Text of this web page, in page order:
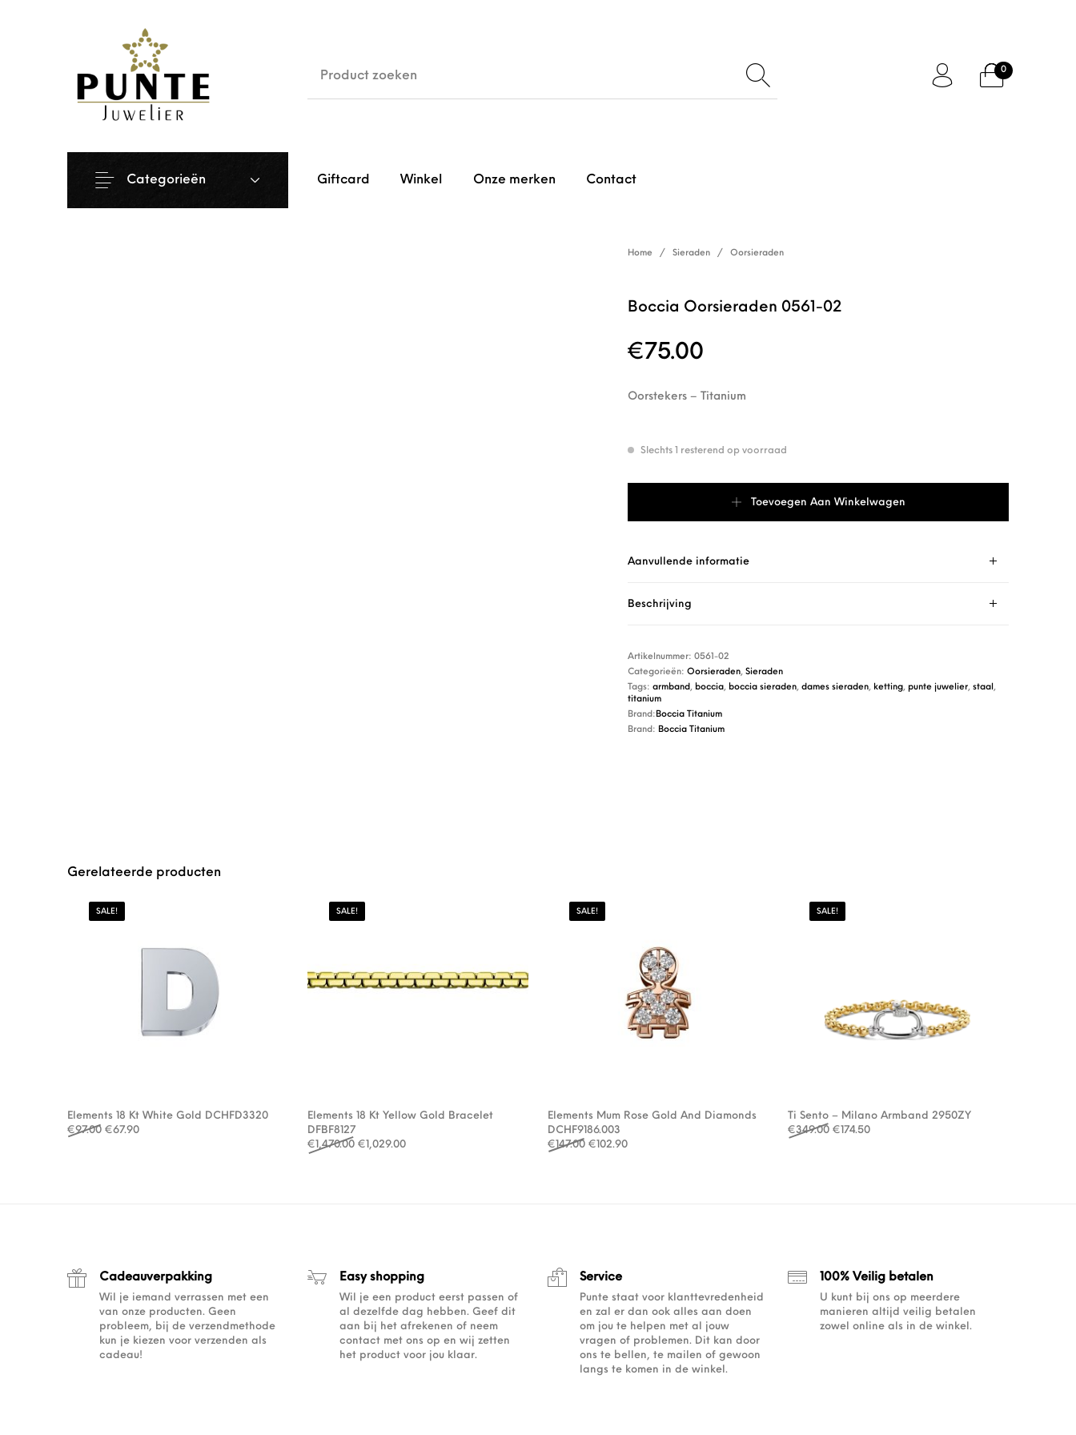
0
Giftcard Winkel Onze merken Contact
Categorieën
Home / Sieraden / Oorsieraden
Boccia Oorsieraden 0561-02
€75.00
Oorstekers – Titanium
Slechts 1 resterend op voorraad
Toevoegen Aan Winkelwagen
Aanvullende informatie
Beschrijving
Artikelnummer: 0561-02
Categorieën: Oorsieraden, Sieraden
Tags: armband, boccia, boccia sieraden, dames sieraden, ketting, punte juwelier, staal ,
titanium
Brand: Boccia Titanium
Brand: Boccia Titanium
Gerelateerde producten
SALE!
Elements 18 Kt White Gold DCHFD3320
€97.00 Oorspronkelijke prijs was: €97.00.
€67.90Huidige prijs is: €67.90.
SALE!
Elements 18 Kt Yellow Gold Bracelet
DFBF8127
€1,470.00 Oorspronkelijke prijs was: €1,470.00.
€1,029.00Huidige prijs is: €1,029.00.
SALE!
Elements Mum Rose Gold And Diamonds
DCHF9186.003
€147.00 Oorspronkelijke prijs was: €147.00.
€102.90Huidige prijs is: €102.90.
SALE!
Ti Sento – Milano Armband 2950ZY
€349.00 Oorspronkelijke prijs was: €349.00.
€174.50Huidige prijs is: €174.50.
Cadeauverpakking
Wil je iemand verrassen met een
van onze producten. Geen
probleem, bij de verzendmethode
kun je kiezen voor verzenden als
cadeau!
Easy shopping
Wil je een product eerst passen of
al dezelfde dag hebben. Geef dit
aan bij het afrekenen of neem
contact met ons op en wij zetten
het product voor jou klaar.
Service
Punte staat voor klanttevredenheid
en zal er dan ook alles aan doen
om jou te helpen met al jouw
vragen of problemen. Dit kan door
ons te bellen, te mailen of gewoon
langs te komen in de winkel.
100% Veilig betalen
U kunt bij ons op meerdere
manieren altijd veilig betalen
zowel online als in de winkel.